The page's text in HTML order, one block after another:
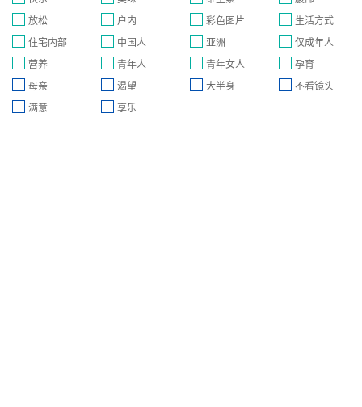
放松
户内 彩色图片
生活方式
住宅内部
中国人 亚洲
仅成年人
营养
青年人 青年女人
孕育
母亲
渴望 大半身
不看镜头
满意
享乐